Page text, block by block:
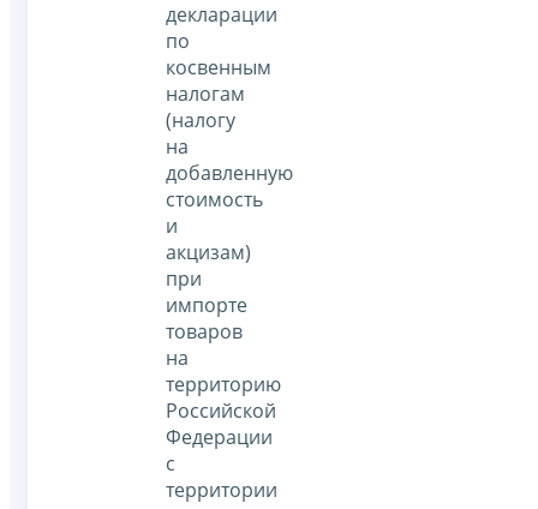
декларации
по
косвенным
налогам
(налогу
на
добавленную
стоимость
и
акцизам)
при
импорте
товаров
на
территорию
Российской
Федерации
с
территории